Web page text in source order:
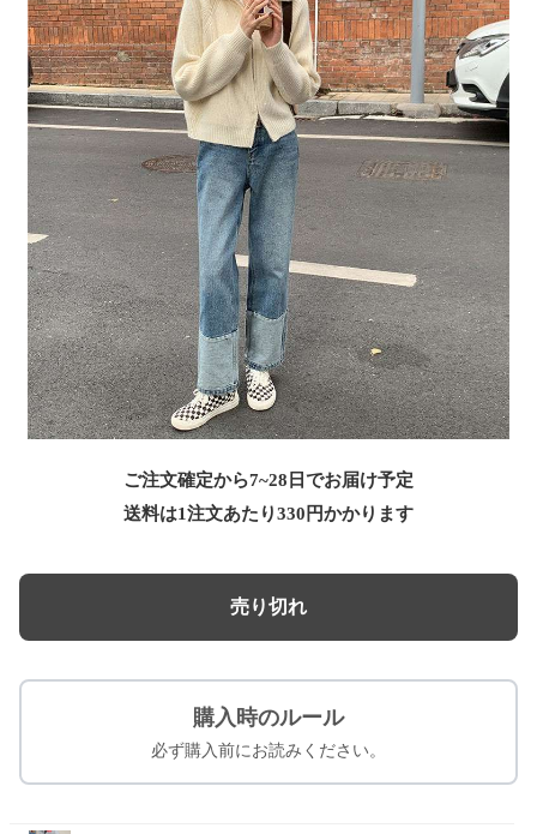
ご注文確定から7~28日でお届け予定
送料は1注文あたり330 円かかります
売り切れ
購入時のルール
必ず購入前にお読みください。